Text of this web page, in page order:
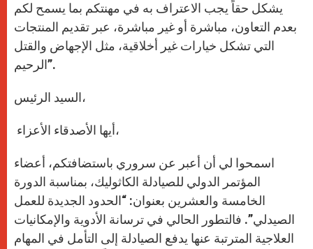
يشكل حقاً يجب الاعتراف به في مهنتكم بما يسمح لكم
بعدم التعاون، مباشرة أو غير مباشرة، عبر تقديم المنتجات
التي تشكل خيارات غير أخلاقية، مثل الإجهاض والقتل
الرحيم”.
السيد الرئيس،
أيها الأصدقاء الأعزاء،
اسمحوا لي أن أعبر عن سروري باستضافتكم، أعضاء
المؤتمر الدولي للصيادلة الكاثوليك، بمناسبة الدورة
الخامسة والعشرين بعنوان: “الحدود الجديدة للعمل
الصيدلي”. فالتطور الحالي في ترسانة الأدوية والإمكانيات
العلاجية المترتبة عنها يدفع الصيادلة إلى التأمل في المهام